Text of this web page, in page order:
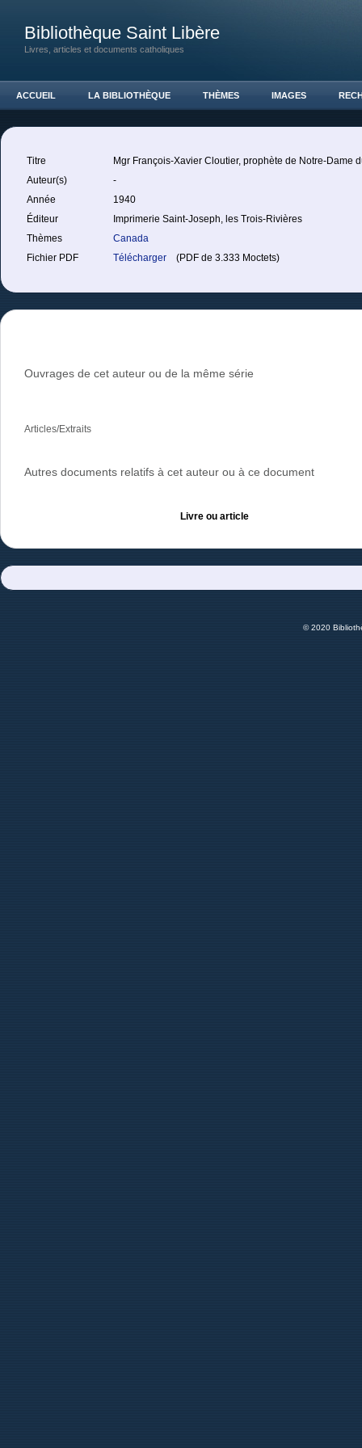
Bibliothèque Saint Libère
Livres, articles et documents catholiques
ACCUEIL LA BIBLIOTHÈQUE THÈMES IMAGES
Titre
Mgr François-Xavier Cloutier, prophète de Notre-Dame
Auteur(s)
-
Année
1940
Éditeur
Imprimerie Saint-Joseph, les Trois-Rivières
Thèmes
Canada
Fichier PDF
Télécharger (PDF de 3.333 Moctets)
Ouvrages de cet auteur ou de la même série
Articles/Extraits
Autres documents relatifs à cet auteur ou à ce document
Livre ou article
© 2020